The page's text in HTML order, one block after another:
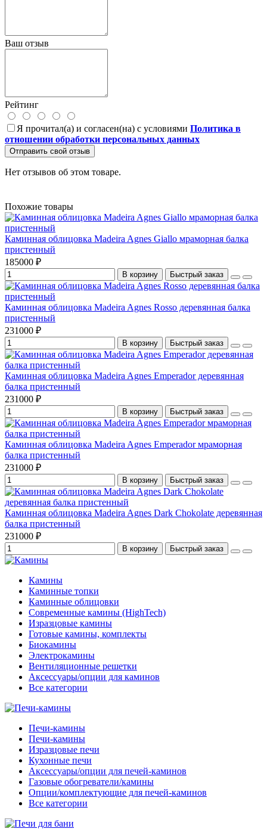
Ваш отзыв
Рейтинг
Я прочитал(а) и согласен(на) с условиями Политика в
отношении обработки персональных данных
Отправить свой отзыв
Нет отзывов об этом товаре.
Похожие товары
Каминная облицовка Madeira Agnes Giallo мраморная балка
пристенный
185000 ₽
В корзину Быстрый заказ
Каминная облицовка Madeira Agnes Rosso деревянная балка
пристенный
231000 ₽
В корзину Быстрый заказ
Каминная облицовка Madeira Agnes Emperador деревянная
балка пристенный
231000 ₽
В корзину Быстрый заказ
Каминная облицовка Madeira Agnes Emperador мраморная
балка пристенный
231000 ₽
В корзину Быстрый заказ
Каминная облицовка Madeira Agnes Dark Chokolate деревянная
балка пристенный
231000 ₽
В корзину Быстрый заказ
Камины
Каминные топки
Каминные облицовки
Современные камины (HighTech)
Изразцовые камины
Готовые камины, комплекты
Биокамины
Электрокамины
Вентиляционные решетки
Аксессуары/опции для каминов
Все категории
Печи-камины
Печи-камины
Изразцовые печи
Кухонные печи
Аксессуары/опции для печей-каминов
Газовые обогреватели/камины
Опции/комплектующие для печей-каминов
Все категории